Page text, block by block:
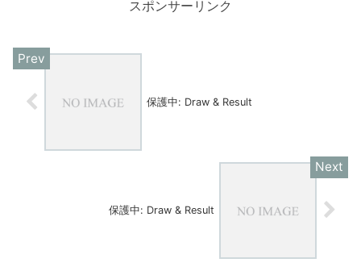
スポンサーリンク
保護中: Draw & Result
保護中: Draw & Result